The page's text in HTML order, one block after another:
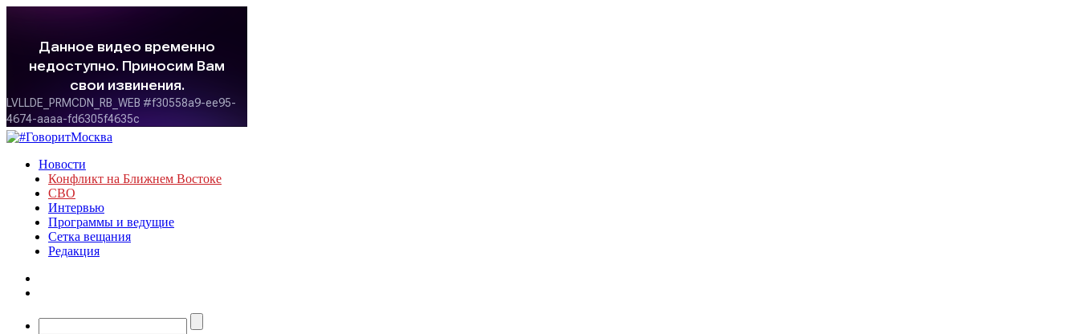
Новости
Конфликт на Ближнем Востоке
СВО
Интервью
Программы и ведущие
Сетка вещания
Редакция